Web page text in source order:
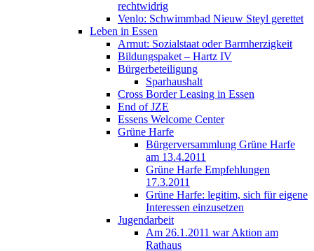
rechtwidrig
Venlo: Schwimmbad Nieuw Steyl gerettet
Leben in Essen
Armut: Sozialstaat oder Barmherzigkeit
Bildungspaket – Hartz IV
Bürgerbeteiligung
Sparhaushalt
Cross Border Leasing in Essen
End of JZE
Essens Welcome Center
Grüne Harfe
Bürgerversammlung Grüne Harfe
am 13.4.2011
Grüne Harfe Empfehlungen
17.3.2011
Grüne Harfe: legitim, sich für eigene
Interessen einzusetzen
Jugendarbeit
Am 26.1.2011 war Aktion am
Rathaus